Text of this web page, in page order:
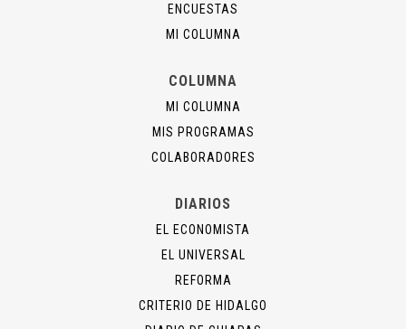
ENCUESTAS
MI COLUMNA
COLUMNA
MI COLUMNA
MIS PROGRAMAS
COLABORADORES
DIARIOS
EL ECONOMISTA
EL UNIVERSAL
REFORMA
CRITERIO DE HIDALGO